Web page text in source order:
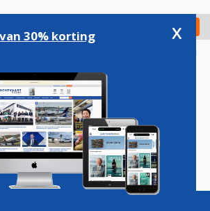
Check in
Podcasts Vacatures
30% korting x